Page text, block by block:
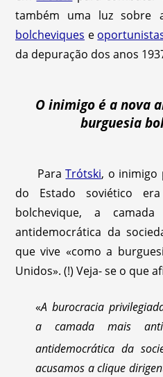
também uma luz sobre
bolcheviques e
da depuração dos anos
O inimigo é a nova
burguesia
ParaTrótski, o inimigo
do Estado soviético
bolchevique, a
antidemocrática da
que vive «como a
Unidos». (!) Veja- se o que
«A burocracia
a camada mais
antidemocrática da
acusamos a clique